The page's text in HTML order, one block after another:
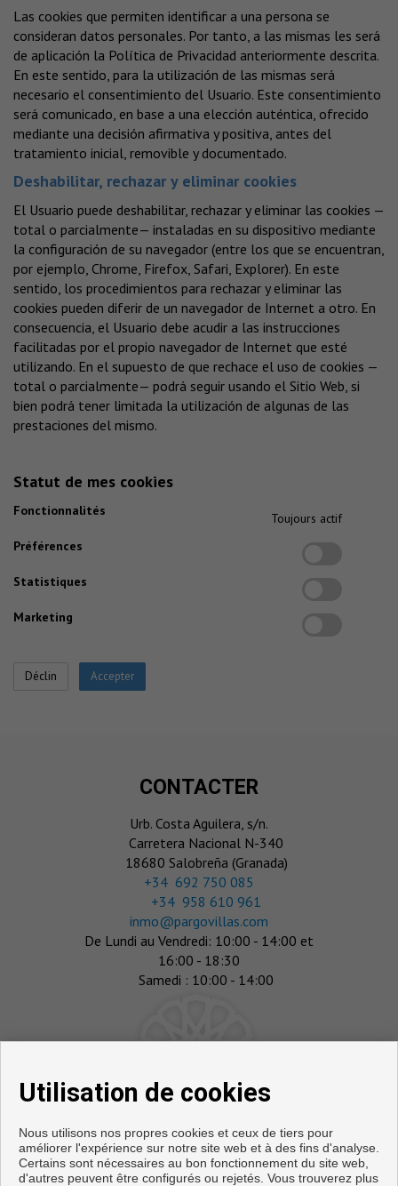
Las cookies que permiten identificar a una persona se
consideran datos personales. Por tanto, a las mismas les será
de aplicación la Política de Privacidad anteriormente descrita.
En este sentido, para la utilización de las mismas será
necesario el consentimiento del Usuario. Este consentimiento
será comunicado, en base a una elección auténtica, ofrecido
mediante una decisión afirmativa y positiva, antes del
tratamiento inicial, removible y documentado.
Deshabilitar, rechazar y eliminar cookies
El Usuario puede deshabilitar, rechazar y eliminar las cookies —
total o parcialmente— instaladas en su dispositivo mediante
la configuración de su navegador (entre los que se encuentran,
por ejemplo, Chrome, Firefox, Safari, Explorer). En este
sentido, los procedimientos para rechazar y eliminar las
cookies pueden diferir de un navegador de Internet a otro. En
consecuencia, el Usuario debe acudir a las instrucciones
facilitadas por el propio navegador de Internet que esté
utilizando. En el supuesto de que rechace el uso de cookies —
total o parcialmente— podrá seguir usando el Sitio Web, si
bien podrá tener limitada la utilización de algunas de las
prestaciones del mismo.
Statut de mes cookies
Fonctionnalités
Toujours actif
Préférences
Statistiques
Marketing
CONTACTER
Urb. Costa Aguilera, s/n.
Carretera Nacional N-340
18680 Salobreña (Granada)
‎+34 692 750 085
+34 958 610 961
inmo@pargovillas.com
De Lundi au Vendredi: 10:00 - 14:00 et
16:00 - 18:30
Samedi : 10:00 - 14:00
Utilisation de cookies
Nous utilisons nos propres cookies et ceux de tiers pour
améliorer l'expérience sur notre site web et à des fins d'analyse.
Certains sont nécessaires au bon fonctionnement du site web,
d'autres peuvent être configurés ou rejetés. Vous trouverez plus